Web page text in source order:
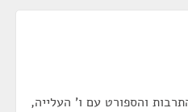
והספורט עם ו' העלייה,